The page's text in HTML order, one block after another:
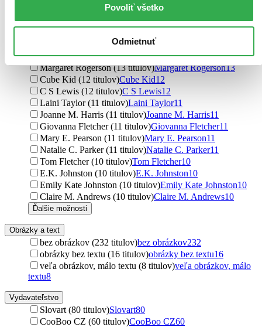
Povoliť všetko
Odmietnuť
Tomi Adeyemi (15 titulov)Tomi Adeyemi
Shinya Umemura (14 titulov)Shinya Umemura14
C.S. Lewis (13 titulov)C.S. Lewis
C. S. Lewis (13 titulov)C. S. Lewis13
Margaret Rogerson (13 titulov)Margaret Rogerson13
Cube Kid (12 titulov)Cube Kid12
C S Lewis (12 titulov)C S Lewis12
Laini Taylor (11 titulov)Laini Taylor11
Joanne M. Harris (11 titulov)Joanne M. Harris11
Giovanna Fletcher (11 titulov)Giovanna Fletcher11
Mary E. Pearson (11 titulov)Mary E. Pearson11
Natalie C. Parker (11 titulov)Natalie C. Parker11
Tom Fletcher (10 titulov)Tom Fletcher10
E.K. Johnston (10 titulov)E.K. Johnston10
Emily Kate Johnston (10 titulov)Emily Kate Johnston10
Claire M. Andrews (10 titulov)Claire M. Andrews10
Ďalšie možnosti
Obrázky a text
bez obrázkov (232 titulov)bez obrázkov232
obrázky bez textu (16 titulov)obrázky bez textu16
veľa obrázkov, málo textu (8 titulov)veľa obrázkov, málo
textu8
Vydavateľstvo
Slovart (80 titulov)Slovart80
CooBoo CZ (60 titulov)CooBoo CZ60